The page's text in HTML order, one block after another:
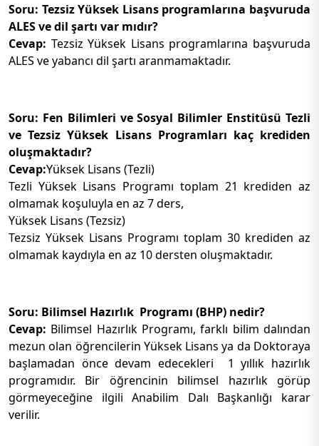
Soru: Tezsiz Yüksek Lisans programlarına başvuruda
ALES ve dil şartı var mıdır?
Cevap: Tezsiz Yüksek Lisans programlarına başvuruda
ALES ve yabancı dil şartı aranmamaktadır.
Soru: Fen Bilimleri ve Sosyal Bilimler Enstitüsü Tezli
ve Tezsiz Yüksek Lisans Programları kaç krediden
oluşmaktadır?
Cevap:Yüksek Lisans (Tezli)
Tezli Yüksek Lisans Programı toplam 21 krediden az
olmamak koşuluyla en az 7 ders,
Yüksek Lisans (Tezsiz)
Tezsiz Yüksek Lisans Programı toplam 30 krediden az
olmamak kaydıyla en az 10 dersten oluşmaktadır.
Soru: Bilimsel Hazırlık Programı (BHP) nedir?
Cevap: Bilimsel Hazırlık Programı, farklı bilim dalından
mezun olan öğrencilerin Yüksek Lisans ya da Doktoraya
başlamadan önce devam edecekleri 1 yıllık hazırlık
programıdır. Bir öğrencinin bilimsel hazırlık görüp
görmeyeceğine ilgili Anabilim Dalı Başkanlığı karar
verilir.